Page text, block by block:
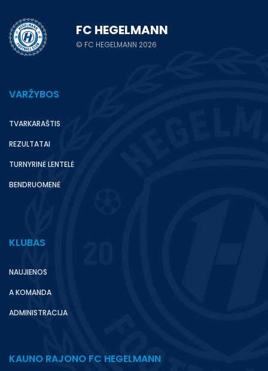
FC HEGELMANN
© FC HEGELMANN 2026
VARŽYBOS
TVARKARAŠTIS
REZULTATAI
TURNYRINĖ LENTELĖ
BENDRUOMENĖ
KLUBAS
NAUJIENOS
A KOMANDA
ADMINISTRACIJA
KAUNO RAJONO FC HEGELMANN